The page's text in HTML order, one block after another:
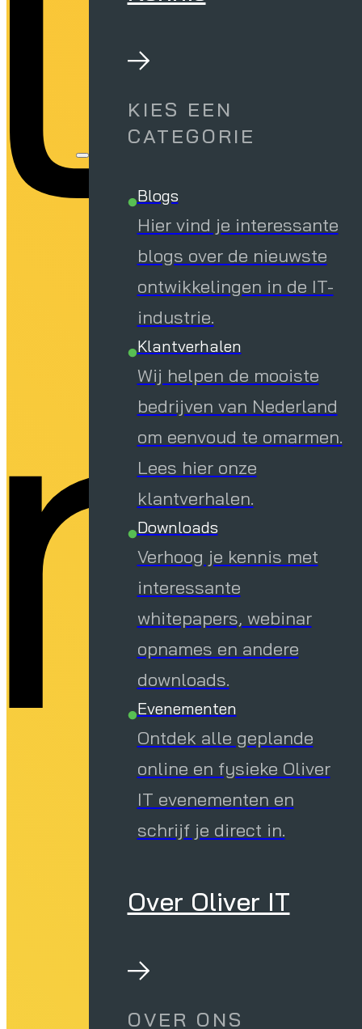
KIES EEN
CATEGORIE
Blogs
Hier vind je interessante
blogs over de nieuwste
ontwikkelingen in de IT-
industrie.
Klantverhalen
Wij helpen de mooiste
bedrijven van Nederland
om eenvoud te omarmen.
Lees hier onze
klantverhalen.
Downloads
Verhoog je kennis met
interessante
whitepapers, webinar
opnames en andere
downloads.
Evenementen
Ontdek alle geplande
online en fysieke Oliver
IT evenementen en
schrijf je direct in.
Over Oliver IT
OVER ONS